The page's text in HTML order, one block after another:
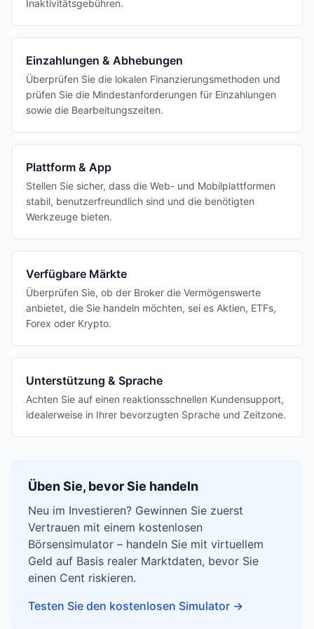
Inaktivitätsgebühren.
Einzahlungen & Abhebungen
Überprüfen Sie die lokalen Finanzierungsmethoden und
prüfen Sie die Mindestanforderungen für Einzahlungen
sowie die Bearbeitungszeiten.
Plattform & App
Stellen Sie sicher, dass die Web- und Mobilplattformen
stabil, benutzerfreundlich sind und die benötigten
Werkzeuge bieten.
Verfügbare Märkte
Überprüfen Sie, ob der Broker die Vermögenswerte
anbietet, die Sie handeln möchten, sei es Aktien, ETFs,
Forex oder Krypto.
Unterstützung & Sprache
Achten Sie auf einen reaktionsschnellen Kundensupport,
idealerweise in Ihrer bevorzugten Sprache und Zeitzone.
Üben Sie, bevor Sie handeln
Neu im Investieren? Gewinnen Sie zuerst
Vertrauen mit einem kostenlosen
Börsensimulator – handeln Sie mit virtuellem
Geld auf Basis realer Marktdaten, bevor Sie
einen Cent riskieren.
Testen Sie den kostenlosen Simulator →